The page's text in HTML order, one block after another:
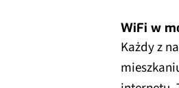
WiFi w
Każdy z